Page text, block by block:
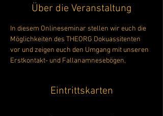
Über die Veranstaltung
In diesem Onlineseminar stellen wir euch die
Möglichkeiten des THEORG Dokuassitenten
vor und zeigen euch den Umgang mit unseren
Erstkontakt- und Fallanamnesebögen.
Eintrittskarten